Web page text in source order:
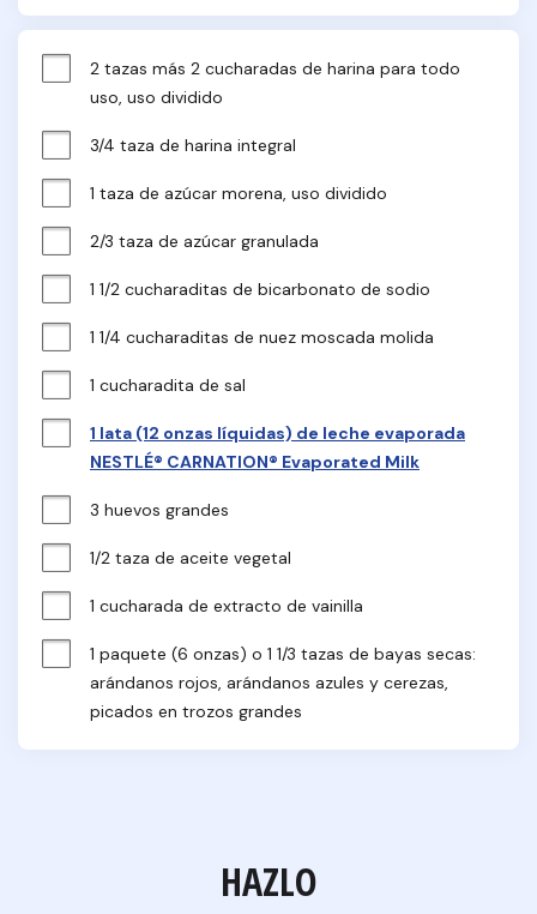
2 tazas más 2 cucharadas de harina para todo
uso, uso dividido
3/4 taza de harina integral
1 taza de azúcar morena, uso dividido
2/3 taza de azúcar granulada
1 1/2 cucharaditas de bicarbonato de sodio
1 1/4 cucharaditas de nuez moscada molida
1 cucharadita de sal
1 lata (12 onzas líquidas) de leche evaporada
NESTLÉ® CARNATION® Evaporated Milk
3 huevos grandes
1/2 taza de aceite vegetal
1 cucharada de extracto de vainilla
1 paquete (6 onzas) o 1 1/3 tazas de bayas secas:
arándanos rojos, arándanos azules y cerezas,
picados en trozos grandes
HAZLO